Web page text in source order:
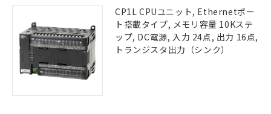
CP1L CPUユニット, Ethernetポー
ト搭載タイプ, メモリ容量 10Kステ
ップ, DC電源, 入力 24点, 出力 16点,
トランジスタ出力（シンク）